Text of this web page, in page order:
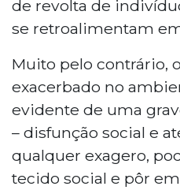
de revolta de
se retroalimentam em
Muito pelo contrário,
exacerbado no
evidente de uma
– disfunção social e
qualquer exagero,
tecido social e pôr